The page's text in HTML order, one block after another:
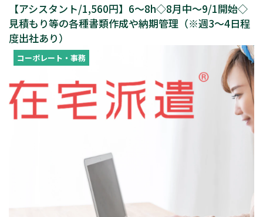
【アシスタント/1,560円】6～8h◇8月中～9/1開始◇
見積もり等の各種書類作成や納期管理（※週3～4日程
度出社あり）
コーポレート・事務